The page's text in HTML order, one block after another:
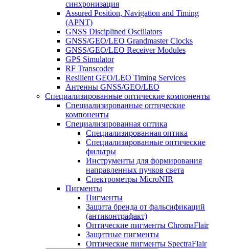
синхронизация
Assured Position, Navigation and Timing
(APNT)
GNSS Disciplined Oscillators
GNSS/GEO/LEO Grandmaster Clocks
GNSS/GEO/LEO Receiver Modules
GPS Simulator
RF Transcoder
Resilient GEO/LEO Timing Services
Антенны GNSS/GEO/LEO
Специализированные оптические компоненты
Специализированные оптические
компоненты
Специализированная оптика
Специализированная оптика
Специализированные оптические
фильтры
Инструменты для формирования
направленных пучков света
Спектрометры MicroNIR
Пигменты
Пигменты
Защита бренда от фальсификаций
(антиконтрафакт)
Оптические пигменты ChromaFlair
Защитные пигменты
Оптические пигменты SpectraFlair